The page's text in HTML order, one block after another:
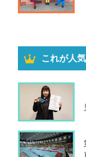
これが人気